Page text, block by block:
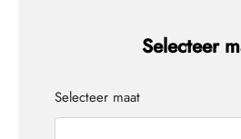
Selecteer
Selecteer maat